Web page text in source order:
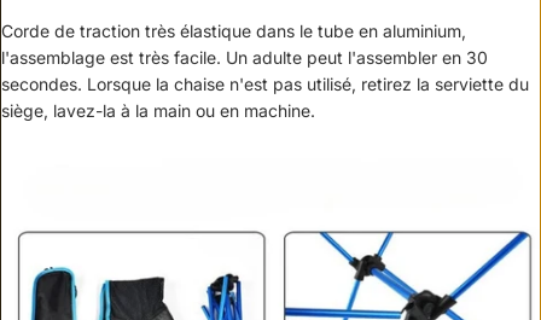
Corde de traction très élastique dans le tube en aluminium,
l'assemblage est très facile. Un adulte peut l'assembler en 30
secondes. Lorsque la chaise n'est pas utilisé, retirez la serviette du
siège, lavez-la à la main ou en machine.